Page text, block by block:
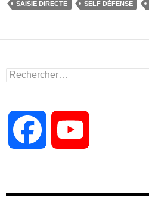
o
k
o
SAISIE DIRECTE SELF DÉFENSE
Rechercher :